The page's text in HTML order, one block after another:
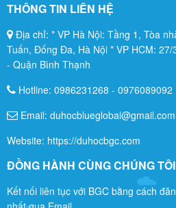
THÔNG TIN LIÊN HỆ
Địa chỉ: * VP Hà Nội: Tầng 1, Tòa
Tuấn, Đống Đa, Hà Nội * VP HCM:
- Quận Bình Thạnh
Hotline: 0986231268 - 0976089092
Email: duhocblueglobal@gmail.com
Website: https://duhocbgc.com
ĐỒNG HÀNH CÙNG CHÚNG TÔI
Kết nối liên tục với BGC bằng cách